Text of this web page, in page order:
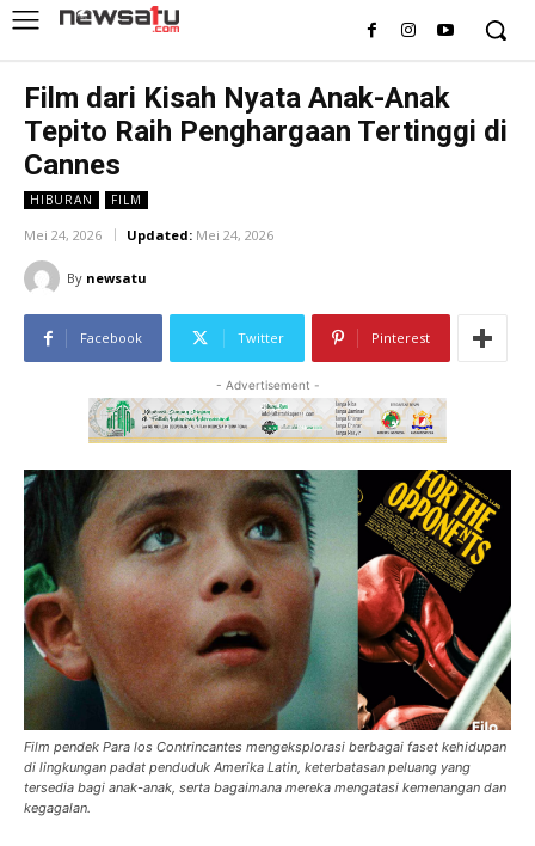
Film dari Kisah Nyata Anak-Anak
Tepito Raih Penghargaan Tertinggi di
Cannes
HIBURAN FILM
Mei 24, 2026 Updated: Mei 24, 2026
By newsatu
Facebook Twitter Pinterest
- Advertisement -
Film pendek Para los Contrincantes mengeksplorasi berbagai faset kehidupan
di lingkungan padat penduduk Amerika Latin, keterbatasan peluang yang
tersedia bagi anak-anak, serta bagaimana mereka mengatasi kemenangan dan
kegagalan.